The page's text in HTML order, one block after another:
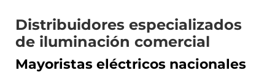
Distribuidores especializados
de iluminación comercial
Mayoristas eléctricos nacionales